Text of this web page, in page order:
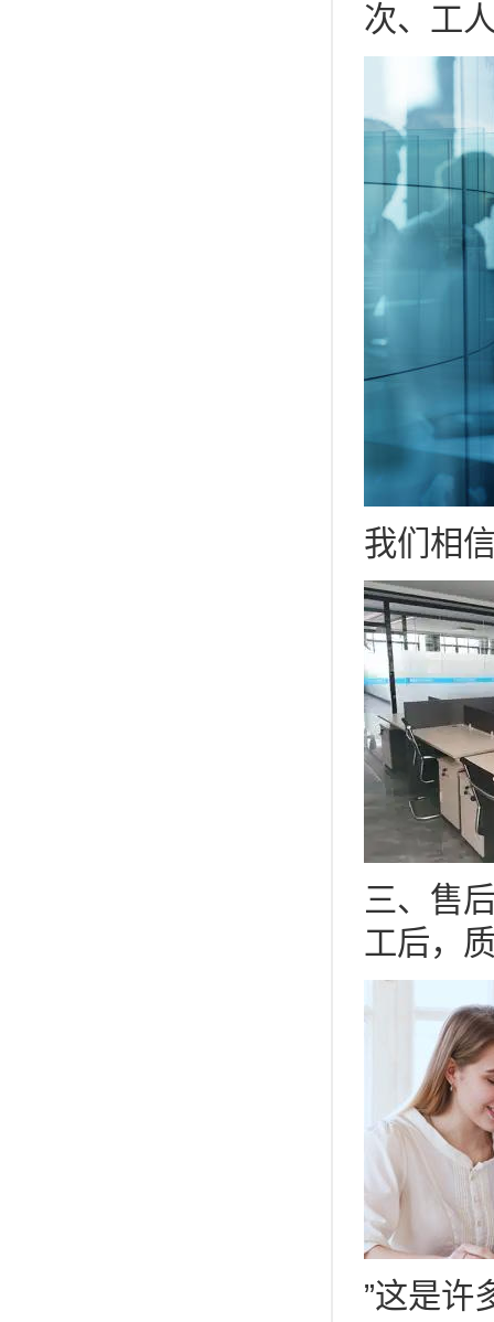
次、工
我们相
三、售
工后，
”这是许